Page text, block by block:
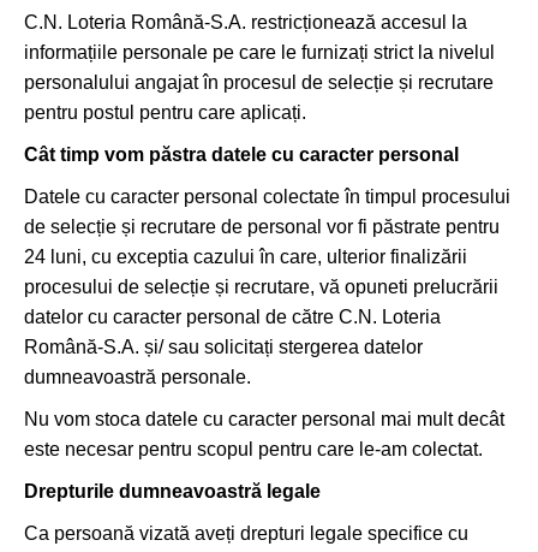
C.N. Loteria Română-S.A. restricționează accesul la
informațiile personale pe care le furnizați strict la nivelul
personalului angajat în procesul de selecție și recrutare
pentru postul pentru care aplicați.
Cât timp vom păstra datele cu caracter personal
Datele cu caracter personal colectate în timpul procesului
de selecție și recrutare de personal vor fi păstrate pentru
24 luni, cu exceptia cazului în care, ulterior finalizării
procesului de selecție și recrutare, vă opuneti prelucrării
datelor cu caracter personal de către C.N. Loteria
Română-S.A. și/ sau solicitați stergerea datelor
dumneavoastră personale.
Nu vom stoca datele cu caracter personal mai mult decât
este necesar pentru scopul pentru care le-am colectat.
Drepturile dumneavoastră legale
Ca persoană vizată aveți drepturi legale specifice cu